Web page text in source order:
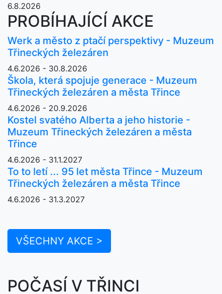
6.8.2026
PROBÍHAJÍCÍ AKCE
Werk a město z ptačí perspektivy - Muzeum
Třineckých železáren
4.6.2026 - 30.8.2026
Škola, která spojuje generace - Muzeum
Třineckých železáren a města Třince
4.6.2026 - 20.9.2026
Kostel svatého Alberta a jeho historie -
Muzeum Třineckých železáren a města
Třince
4.6.2026 - 31.1.2027
To to letí ... 95 let města Třince - Muzeum
Třineckých železáren a města Třince
4.6.2026 - 31.3.2027
VŠECHNY AKCE >
POČASÍ V TŘINCI